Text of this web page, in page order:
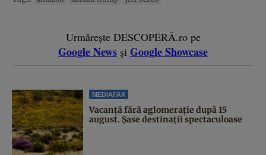
Urmărește DESCOPERĂ.ro pe
Google News și Google Showcase
MEDIAFAX
Vacanță fără aglomerație după 15
august. Șase destinații spectaculoase